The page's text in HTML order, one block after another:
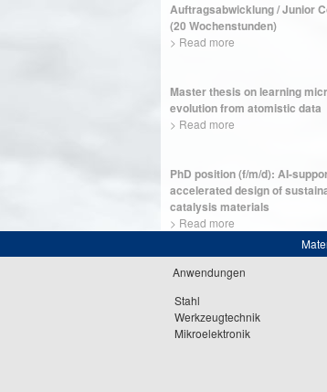
Auftragsabwicklung / Junior
(20 Wochenstunden)
> Read more
Master thesis on learning
evolution from atomistic data
> Read more
PhD position (f/m/d): AI-
accelerated design of
catalysis materials
> Read more
Anwendungen
Stahl
Werkzeugtechnik
Mikroelektronik